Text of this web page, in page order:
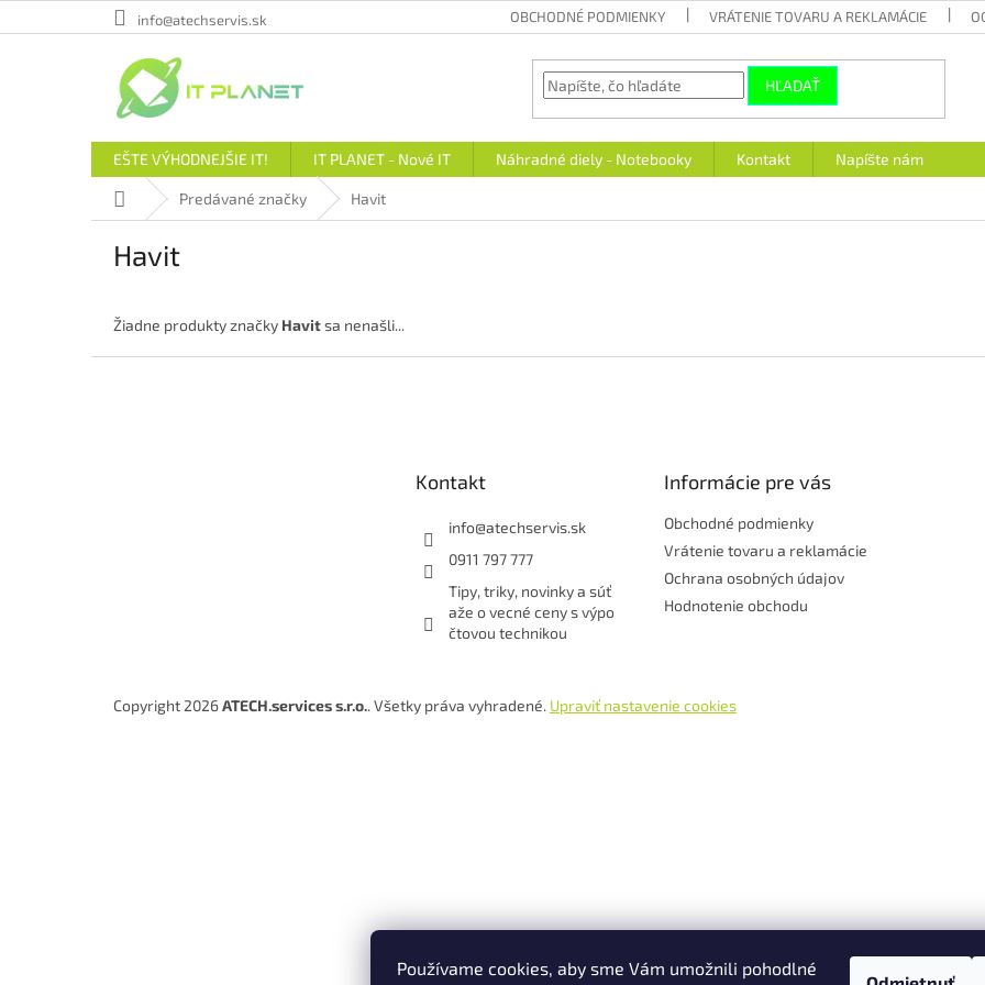
Používame cookies, aby sme Vám umožnili pohodlné
na
info@atechservis.sk OBCHODNÉ PODMIENKY VRÁTENIE TOVARU A REKLAMÁCIE
HĽADAŤ
EŠTE VÝHODNEJŠIE IT! IT PLANET - Nové IT Náhradné diely - Notebooky Kontakt Napíšte nám
DomovPredávané značky Havit
Havit
Žiadne produkty značky Havitsa nenašli...
Kontakt
info@atechservis.sk
0911 797 777
Tipy, triky, novinky a súť
aže o vecné ceny s výpo
čtovou technikou
Informácie pre vás
Obchodné podmienky
Vrátenie tovaru a reklamácie
Ochrana osobných údajov
Hodnotenie obchodu
Copyright 2026ATECH.services s.r.o.. Všetky práva vyhradené. Upraviť nastavenie cookies